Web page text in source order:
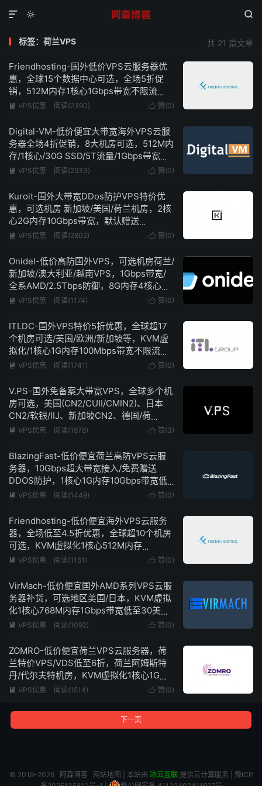
 

共 21 篇文章
标签：荷兰VPS
Friendhosting-国外低价VPS云服务器优
惠，全球15个数据中心可选，全场5折促
销，512M内存1核心1Gbps带宽不限流
量，低至€1.74/月
 赞(0)
 VPS优惠 阅读(2390)
Digital-VM-低价便宜大带宽海外VPS云服
务器全场4折促销，8大机房可选，512M内
存/1核心/30G SSD/5T流量/1Gbps带宽，
低至$4/月起，最高10Gbps带宽不限流量
 赞(0)
 VPS优惠 阅读(2933)
Kuroit-国外大带宽DDos防护VPS特价优
惠，可选机房 新加坡/美国/荷兰机房，2核
心2G内存10Gbps带宽，默认赠送
160Gbps+ DDOS防护，低至$3/月
 赞(0)
 VPS优惠 阅读(2802)
Onidel-低价高防国外VPS，可选机房荷兰/
新加坡/澳大利亚/越南VPS，1Gbps带宽/
全系AMD/2.5Tbps防御，8G内存4核心低
至€6/月
 赞(0)
 VPS优惠 阅读(1174)
ITLDC-国外VPS特价5折优惠，全球超17
个机房可选/美国/欧洲/新加坡等，KVM虚
拟化/1核心1G内存100Mbps带宽不限流
量，低至€19/年
 赞(0)
 VPS优惠 阅读(1741)
V.PS-国外免备案大带宽VPS，全球多个机
房可选，美国(CN2/CUII/CMIN2)、日本
CN2/软银/IIJ、新加坡CN2、德国/荷
兰/CN2+CUII、英国CUII，特价优惠低至
 赞(3)
 VPS优惠 阅读(1978)
BlazingFast-低价便宜荷兰高防VPS云服
务器，10Gbps超大带宽接入/免费赠送
DDOS防护，1核心1G内存10Gbps带宽低
至5欧元/月
 赞(0)
 VPS优惠 阅读(1449)
Friendhosting-低价便宜海外VPS云服务
器，全场低至4.5折优惠，全球超10个机房
可选，KVM虚拟化1核心512M内存
100Mbps带宽不限流量低至8欧元/半年
 赞(0)
 VPS优惠 阅读(1161)
VirMach-低价便宜国外AMD系列VPS云服
务器补货，可选地区美国/日本，KVM虚拟
化1核心768M内存1Gbps带宽低至30美
元/2年
 赞(0)
 VPS优惠 阅读(1092)
ZOMRO-低价便宜荷兰VPS云服务器，荷
兰特价VPS/VDS低至6折，荷兰阿姆斯特
丹/代尔夫特机房，KVM虚拟化1核心1G内
存250Mbps带宽不限流量低至3.3欧元/月
 赞(0)
 VPS优惠 阅读(1514)
下一页
© 2019-2026 阿森博客 网站地图 | 本站由 冰云互联提供云计算服务 | 豫ICP